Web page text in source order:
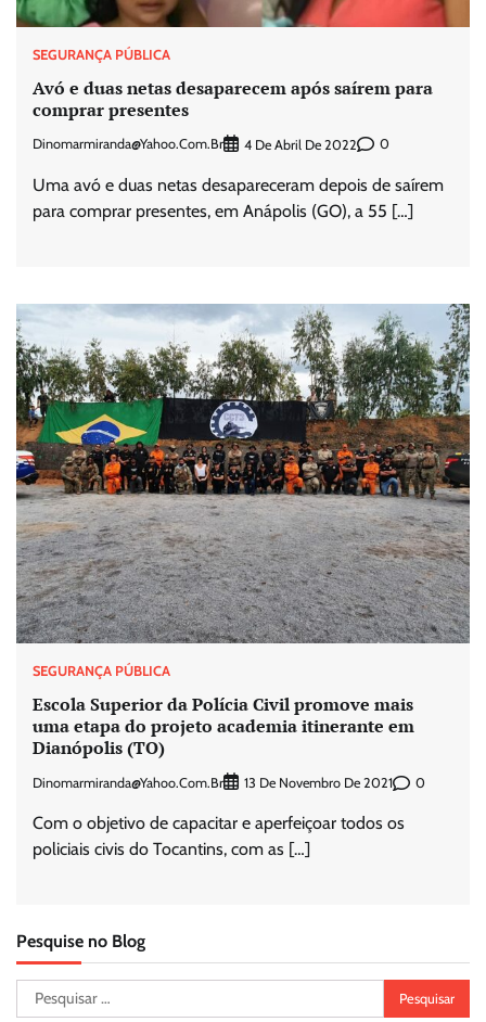
SEGURANÇA PÚBLICA
Avó e duas netas desaparecem após saírem para
comprar presentes
Dinomarmiranda@yahoo.com.br 4 De Abril De 2022 0
Uma avó e duas netas desapareceram depois de saírem
para comprar presentes, em Anápolis (GO), a 55 […]
SEGURANÇA PÚBLICA
Escola Superior da Polícia Civil promove mais
uma etapa do projeto academia itinerante em
Dianópolis (TO)
Dinomarmiranda@yahoo.com.br 13 De Novembro De 2021 0
Com o objetivo de capacitar e aperfeiçoar todos os
policiais civis do Tocantins, com as […]
Pesquise no Blog
Pesquisar
por: